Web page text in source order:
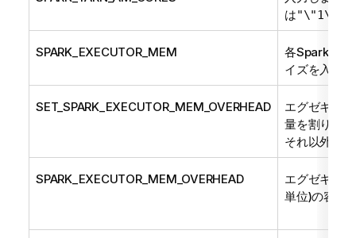
は"\"1\""
SPARK_EXECUTOR_MEM
各Sparkエグ
イズを入力
SET_SPARK_EXECUTOR_MEM_OVERHEAD
エグゼキュ
量を割り当
それ以外の
SPARK_EXECUTOR_MEM_OVERHEAD
エグゼキュ
単位)の容量